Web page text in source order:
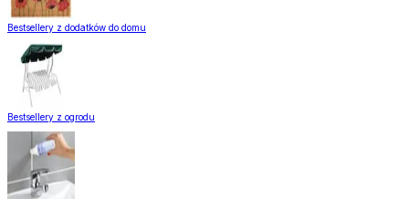
Bestsellery z dodatków do domu
Bestsellery z ogrodu